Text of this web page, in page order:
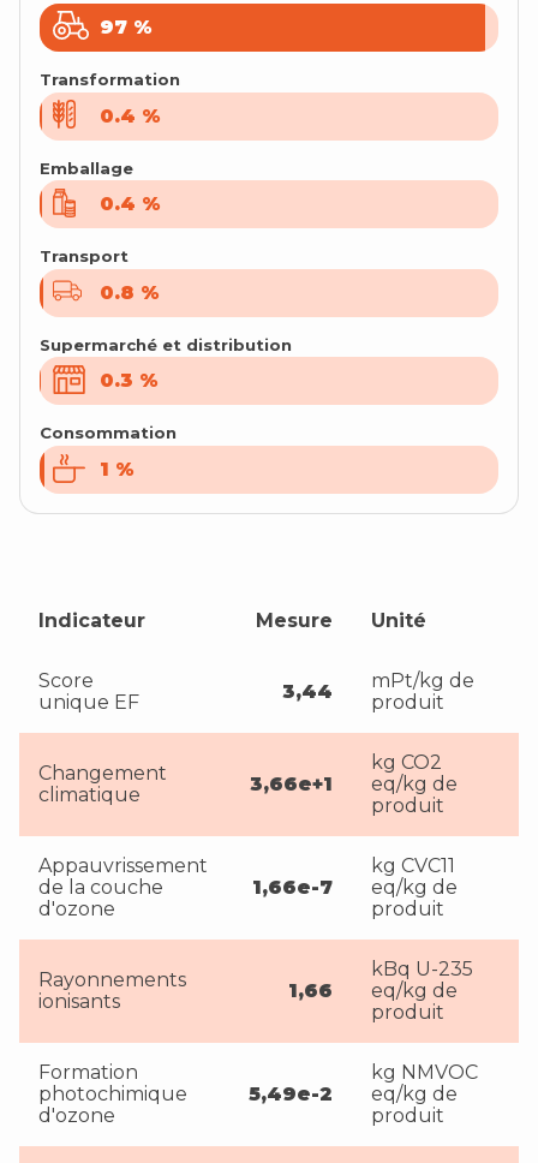
97%
97%
Transformation
0.4 %
0.4 %
Emballage
0.4 %
0.4 %
Transport
0.8 %
0.8 %
Supermarché et distribution
0.3 %
0.3 %
Consommation
1 %
1 %
Indicateur Mesure Unité
Score
unique EF
3,44
mPt/kg de
produit
Changement
climatique
3,66e+1
kg CO2
eq/kg de
produit
Appauvrissement
de la couche
d'ozone
1,66e-7
kg CVC11
eq/kg de
produit
Rayonnements
ionisants
1,66
kBq U-235
eq/kg de
produit
Formation
photochimique
d'ozone
5,49e-2
kg NMVOC
eq/kg de
produit